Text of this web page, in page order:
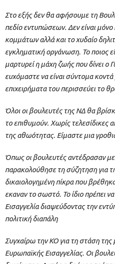
Στο εξής δεν θα αφήσουμε τη
πεδίο εντυπώσεων. Δεν είναι
κομμάτων αλλά και το χυδαίο
εγκληματική οργάνωση. Το ποιος
μαρτυρεί η μάχη ζωής που δίνει ο
ευχόμαστε να είναι σύντομα κοντά
επιχειρήματα του περισσεύει το
Όλοι οι βουλευτές της ΝΔ θα
το επιθυμούν. Χωρίς τελεσίδικες
της αθωότητας. Είμαστε μια
Όπως οι βουλευτές αντέδρασαν
παρακολούθησε τη σύζητηση για
δικαιολογημένη πίκρα που
εκαναν το σωστό. Το ίδιο πρέπει
Εισαγγελία διαψεύδοντας την
πολιτική διαπάλη
Συγχαίρω την ΚΟ για τη στάση της
Ευρωπαϊκής Εισαγγελίας. Οι